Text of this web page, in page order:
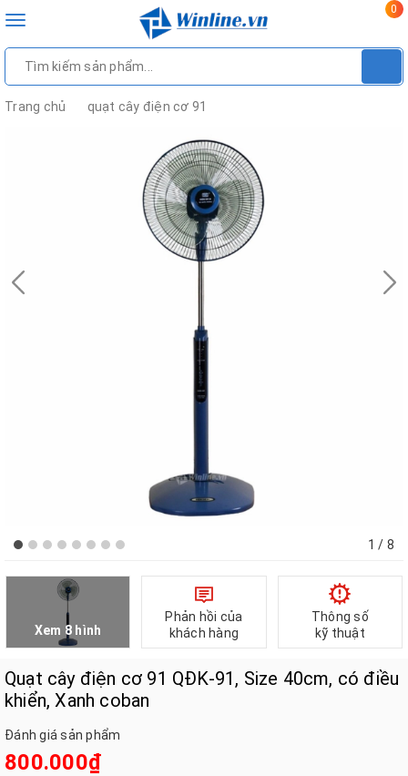
Toggle
0
Trang chủ quạt cây điện cơ 91
1 / 8
Xem 8 hình
Phản hồi của
khách hàng
Thông số
kỹ thuật
Quạt cây điện cơ 91 QĐK-91, Size 40cm, có điều
khiển, Xanh coban
Đánh giá sản phẩm
800.000₫